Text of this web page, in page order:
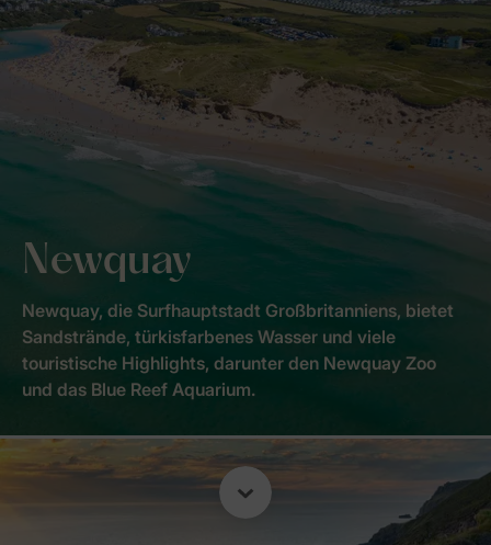
Newquay
Newquay, die Surfhauptstadt Großbritanniens, bietet
Sandstrände, türkisfarbenes Wasser und viele
touristische Highlights, darunter den Newquay Zoo
und das Blue Reef Aquarium.